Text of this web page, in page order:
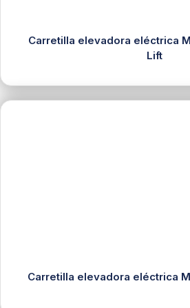
Carretilla elevadora eléctrica
Lift
Carretilla elevadora eléctrica